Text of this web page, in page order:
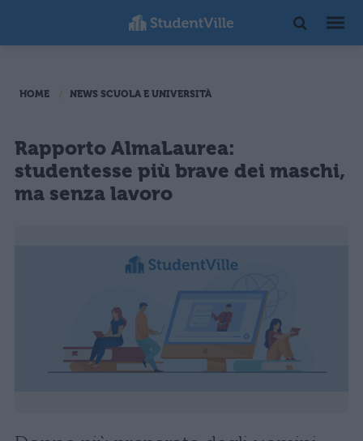
HOME NEWS SCUOLA E UNIVERSITÀ
Rapporto AlmaLaurea:
studentesse più brave dei maschi,
ma senza lavoro